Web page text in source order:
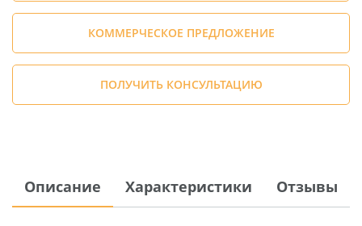
КОММЕРЧЕСКОЕ ПРЕДЛОЖЕНИЕ
ПОЛУЧИТЬ КОНСУЛЬТАЦИЮ
Описание Характеристики Отзывы